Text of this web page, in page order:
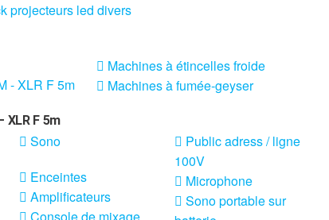
projecteurs led divers
Machines à étincelles froide
Machines à fumée-geyser
Sono
Enceintes
Amplificateurs
Public adress / ligne
100V
Microphone
Sono portable sur
XLR F 5m